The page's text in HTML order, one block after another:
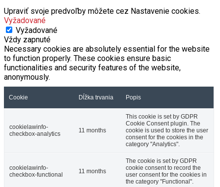
Upraviť svoje predvoľby môžete cez Nastavenie cookies.
Vyžadované
Vyžadované
Vždy zapnuté
Necessary cookies are absolutely essential for the website
to function properly. These cookies ensure basic
functionalities and security features of the website,
anonymously.
Cookie Dĺžka trvania Popis
cookielawinfo-
checkbox-analytics
11 months
This cookie is set by GDPR
Cookie Consent plugin. The
cookie is used to store the user
consent for the cookies in the
category "Analytics".
cookielawinfo-
checkbox-functional
11 months
The cookie is set by GDPR
cookie consent to record the
user consent for the cookies in
the category "Functional".